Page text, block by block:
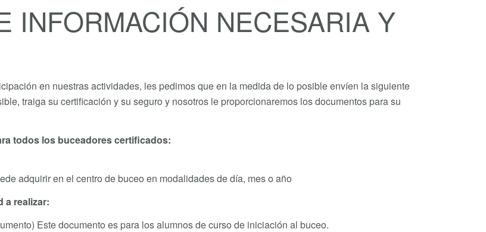
INFORMACIÓN NECESARIA Y
en nuestras actividades, les pedimos que en la medida de lo posible envíen la siguiente
traiga su certificación y su seguro y nosotros le proporcionaremos los documentos para su
todos los buceadores certificados:
adquirir en el centro de buceo en modalidades de día, mes o año
a realizar:
Este documento es para los alumnos de curso de iniciación al buceo.